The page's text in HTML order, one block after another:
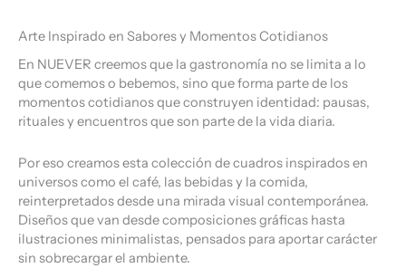
Arte Inspirado en Sabores y Momentos Cotidianos
En NUEVER creemos que la gastronomía no se limita a lo
que comemos o bebemos, sino que forma parte de los
momentos cotidianos que construyen identidad: pausas,
rituales y encuentros que son parte de la vida diaria.
Por eso creamos esta colección de cuadros inspirados en
universos como el café, las bebidas y la comida,
reinterpretados desde una mirada visual contemporánea.
Diseños que van desde composiciones gráficas hasta
ilustraciones minimalistas, pensados para aportar carácter
sin sobrecargar el ambiente.